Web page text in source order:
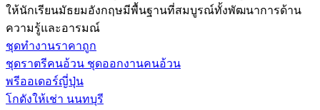
ให้นักเรียนมัธยมอังกฤษมีพื้นฐานที่สมบูรณ์ทั้งพัฒนาการด้าน
ความรู้และอารมณ์
ชุดทำงานราคาถูก
ชุดราตรีคนอ้วน ชุดออกงานคนอ้วน
พรีออเดอร์ญี่ปุ่น
โกดังให้เช่า นนทบุรี